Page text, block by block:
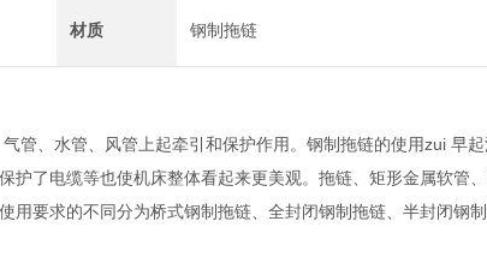
材质 钢制拖链
管、水管、风管上起牵引和保护作用。钢制拖链的使用zui 早
护了电缆等也使机床整体看起来更美观。拖链、矩形金属软管
要求的不同分为桥式钢制拖链、全封闭钢制拖链、半封闭钢制